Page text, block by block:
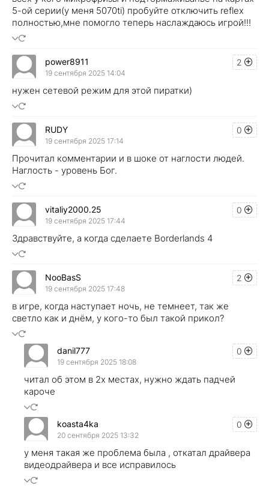
5-ой серии(у меня 5070ti) пробуйте отключить reflex
полностью,мне помогло теперь наслаждаюсь игрой!!!
2
power8911
19 сентября 2025 14:04
нужен сетевой режим для этой пиратки)
0
RUDY
19 сентября 2025 17:14
Прочитал комментарии и в шоке от наглости людей.
Наглость - уровень Бог.
0
vitaliy2000.25
19 сентября 2025 17:44
Здравствуйте, а когда сделаете Borderlands 4
2
NooBasS
19 сентября 2025 17:48
в игре, когда наступает ночь, не темнеет, так же
светло как и днём, у кого-то был такой прикол?
0
danil777
19 сентября 2025 18:08
читал об этом в 2х местах, нужно ждать падчей
кароче
0
koasta4ka
20 сентября 2025 13:32
у меня такая же проблема была , откатал драйвера
видеодрайвера и все исправилось